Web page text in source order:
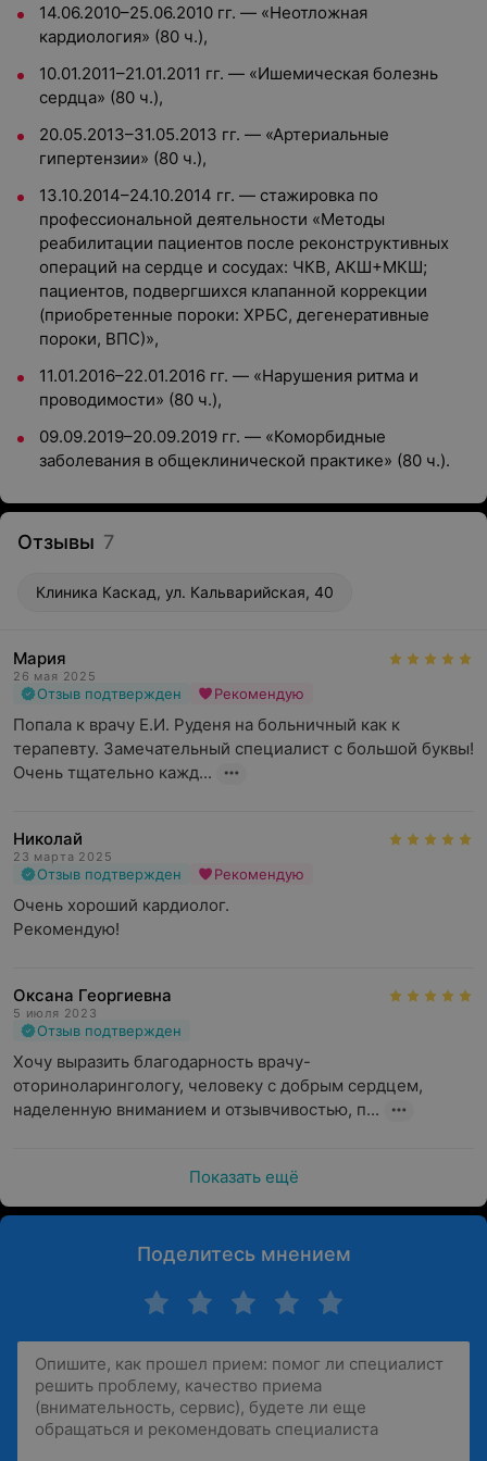
14.06.2010–25.06.2010 гг. — «Неотложная
кардиология» (80 ч.),
10.01.2011–21.01.2011 гг. — «Ишемическая болезнь
сердца» (80 ч.),
20.05.2013–31.05.2013 гг. — «Артериальные
гипертензии» (80 ч.),
13.10.2014–24.10.2014 гг. — стажировка по
профессиональной деятельности «Методы
реабилитации пациентов после реконструктивных
операций на сердце и сосудах: ЧКВ, АКШ+МКШ;
пациентов, подвергшихся клапанной коррекции
(приобретенные пороки: ХРБС, дегенеративные
пороки, ВПС)»,
11.01.2016–22.01.2016 гг. — «Нарушения ритма и
проводимости» (80 ч.),
09.09.2019–20.09.2019 гг. — «Коморбидные
заболевания в общеклинической практике» (80 ч.).
Отзывы 7
Клиника Каскад, ул. Кальварийская, 40
Мария
26 мая 2025
Отзыв подтвержден Рекомендую
Попала к врачу Е.И. Руденя на больничный как к
терапевту. Замечательный специалист с большой буквы!
Очень тщательно кажд...
Николай
23 марта 2025
Отзыв подтвержден Рекомендую
Очень хороший кардиолог.
Рекомендую!
Оксана Георгиевна
5 июля 2023
Отзыв подтвержден
Хочу выразить благодарность врачу-
оториноларингологу, человеку с добрым сердцем,
наделенную вниманием и отзывчивостью, п...
Показать ещё
Поделитесь мнением